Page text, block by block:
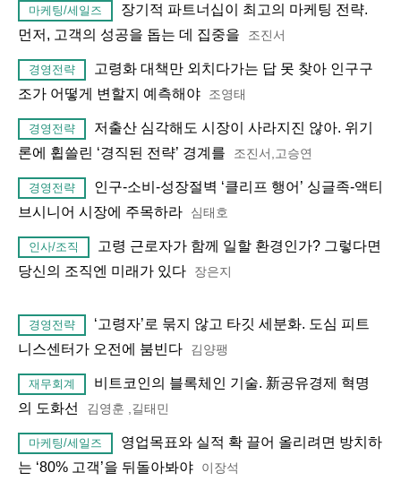
마케팅/세일즈
장기적 파트너십이 최고의 마케팅 전략.
먼저, 고객의 성공을 돕는 데 집중을
조진서
경영전략
고령화 대책만 외치다가는 답 못 찾아 인구구
조가 어떻게 변할지 예측해야
조영태
경영전략
저출산 심각해도 시장이 사라지진 않아. 위기
론에 휩쓸린 ‘경직된 전략’ 경계를
조진서,고승연
경영전략
인구-소비-성장절벽 ‘클리프 행어’ 싱글족-액티
브시니어 시장에 주목하라
심태호
인사/조직
고령 근로자가 함께 일할 환경인가? 그렇다면
당신의 조직엔 미래가 있다
장은지
경영전략
‘고령자’로 묶지 않고 타깃 세분화. 도심 피트
니스센터가 오전에 붐빈다
김양팽
재무회계
비트코인의 블록체인 기술. 新공유경제 혁명
의 도화선
김영훈 ,길태민
마케팅/세일즈
영업목표와 실적 확 끌어 올리려면 방치하
는 ‘80% 고객’을 뒤돌아봐야
이장석